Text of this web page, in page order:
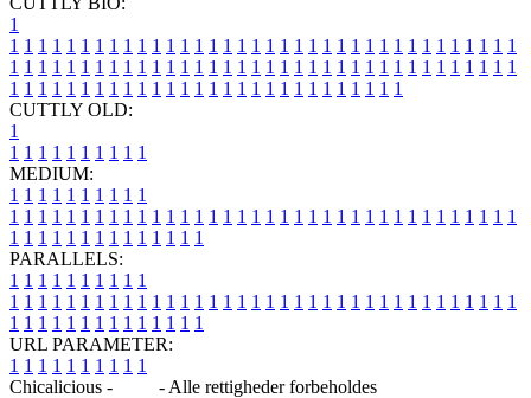
1
1 1 1 1 1 1 1 1 1 1 1 1 1 1 1 1 1 1 1 1 1 1 1 1 1 1 1 1 1 1 1 1 1 1 1 1
1 1 1 1 1 1 1 1 1 1 1 1 1 1 1 1 1 1 1 1 1 1 1 1 1 1 1 1 1 1 1 1 1 1 1 1
1 1 1 1 1 1 1 1 1 1 1 1 1 1 1 1 1 1 1 1 1 1 1 1 1 1 1 1
CUTTLY OLD:
1
1 1 1 1 1 1 1 1 1 1
MEDIUM:
1 1 1 1 1 1 1 1 1 1
1 1 1 1 1 1 1 1 1 1 1 1 1 1 1 1 1 1 1 1 1 1 1 1 1 1 1 1 1 1 1 1 1 1 1 1
1 1 1 1 1 1 1 1 1 1 1 1 1 1
PARALLELS:
1 1 1 1 1 1 1 1 1 1
1 1 1 1 1 1 1 1 1 1 1 1 1 1 1 1 1 1 1 1 1 1 1 1 1 1 1 1 1 1 1 1 1 1 1 1
1 1 1 1 1 1 1 1 1 1 1 1 1 1
URL PARAMETER:
1 1 1 1 1 1 1 1 1 1
Chicalicious -
- Alle rettigheder forbeholdes